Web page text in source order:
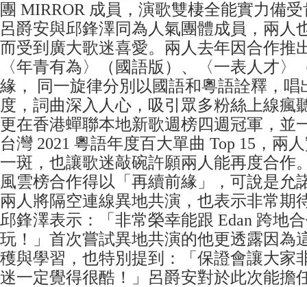
團 MIRROR 成員，演歌雙棲全能實力備
呂爵安與邱鋒澤同為人氣團體成員，兩人
而受到廣大歌迷喜愛。兩人去年因合作推
〈年青有為〉（國語版）、〈一表人才〉
緣， 同一旋律分別以國語和粵語詮釋，唱
度，詞曲深入人心，吸引眾多粉絲上線瘋
更在香港蟬聯本地新歌週榜四週冠軍，並
台灣 2021 粵語年度百大單曲 Top 15，兩
一斑，也讓歌迷敲碗許願兩人能再度合作
風雲榜合作得以「再續前緣」，可說是允
兩人將隔空連線異地共演，也表示非常期
邱鋒澤表示：「非常榮幸能跟 Edan 跨地
玩！」首次嘗試異地共演的他更透露因為
穫與學習，也特別提到：「保證會讓大家
迷一定覺得很酷！」呂爵安對於此次能擔